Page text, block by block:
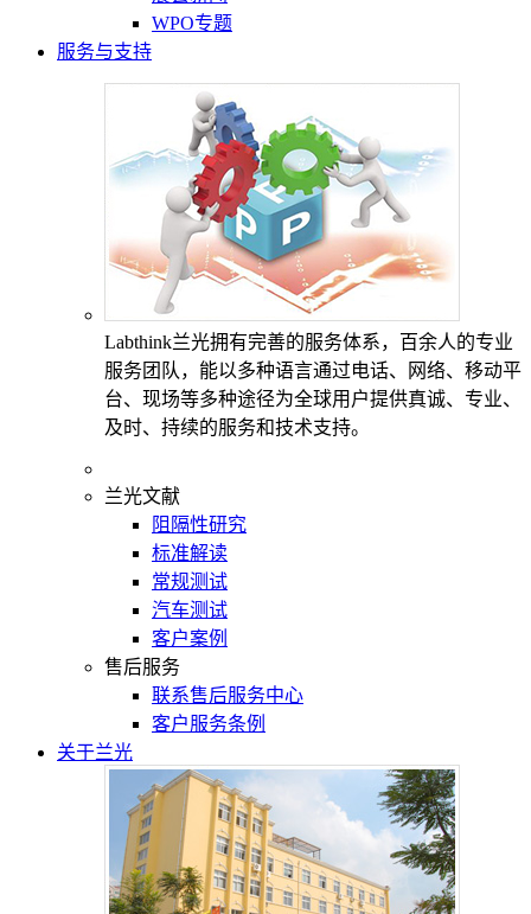
WPO专题
服务与支持
Labthink兰光拥有完善的服务体系，百余人的专业
服务团队，能以多种语言通过电话、网络、移动平
台、现场等多种途径为全球用户提供真诚、专业、
及时、持续的服务和技术支持。
兰光文献
阻隔性研究
标准解读
常规测试
汽车测试
客户案例
售后服务
联系售后服务中心
客户服务条例
关于兰光